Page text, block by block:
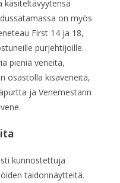
käsiteltävyytensä
on myös
First 14 ja 18,
purjehtijoille.
pieniä veneitä,
osastolla kisaveneitä,
ja Venemestarin
kunnostettuja
taidonnäytteitä.